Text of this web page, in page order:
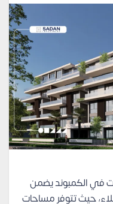
في الكمبوند يضمن
حيث تتوفر مساحات